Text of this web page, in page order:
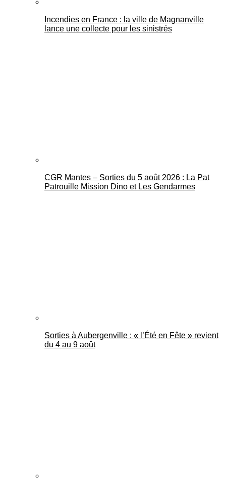
Mantes Actu
Incendies en France : la ville de Magnanville
lance une collecte pour les sinistrés
CGR Mantes – Sorties du 5 août 2026 : La Pat
Patrouille Mission Dino et Les Gendarmes
Sorties à Aubergenville : « l’Été en Fête » revient
du 4 au 9 août